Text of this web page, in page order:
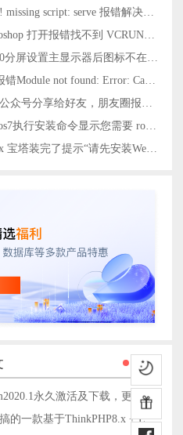
npm ERR! missing script: serve 报错解决方法
解决Photoshop 打开报错找不到 VCRUNTIME140_1.dll问题
解决win10分屏设置主显示器后图标不在主显示器问题
解决Vue报错Module not found: Error: Can't resolve 'less-loader' in 'C:\Users\Hm\Desktop\vue\vue_shop'问题
解决微信公众号分享给好友，朋友圈报错errMsg: "onMenuShareAppMessage:fail, the permission value is offline verifying"
解决Centos7执行安装命令显示您需要 root 权限执行此命令
解决Linux 宝塔装完了提示“请先安装Web服务器！”
PHPStorm2020.1永久激活及下载，更新至2024
花点时间搞的一款基于ThinkPHP8.x + Layui架构开发的通用后台管理系统